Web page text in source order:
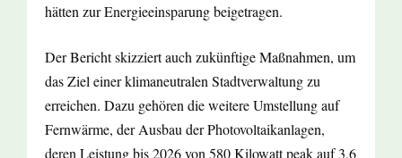
hätten zur Energieeinsparung beigetragen.
Der Bericht skizziert auch zukünftige Maßnahmen, um
das Ziel einer klimaneutralen Stadtverwaltung zu
erreichen. Dazu gehören die weitere Umstellung auf
Fernwärme, der Ausbau der Photovoltaikanlagen,
deren Leistung bis 2026 von 580 Kilowatt peak auf 3,6